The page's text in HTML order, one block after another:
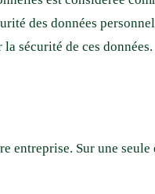
des données
sécurité de ces données.
Sur une